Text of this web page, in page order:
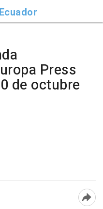
Ecuador
Press
de octubre